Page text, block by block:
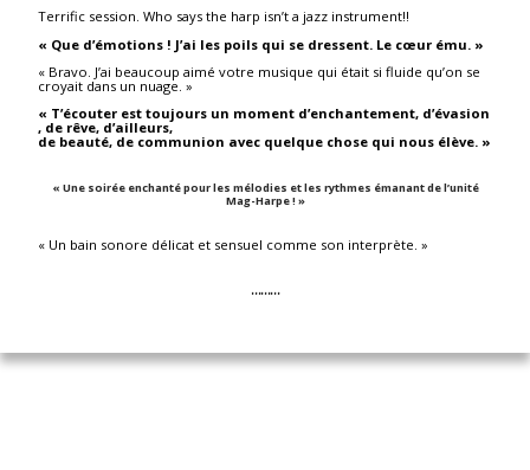
Terrific session. Who says the harp isn’t a jazz instrument!!
« Que d’émotions ! J’ai les poils qui se dressent. Le cœur ému. »
« Bravo. J’ai beaucoup aimé votre musique qui était si fluide qu’on se
croyait dans un nuage. »
« T’écouter est toujours un moment d’enchantement, d’évasion
, de rêve, d’ailleurs,
de beauté, de communion avec quelque chose qui nous élève. »
« Une soirée enchanté pour les mélodies et les rythmes émanant de l’unité
Mag-Harpe ! »
« Un bain sonore délicat et sensuel comme son interprète. »
………